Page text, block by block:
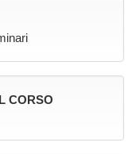
CORSO